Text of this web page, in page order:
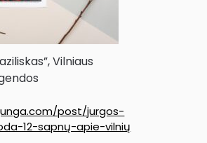
Vilniaus
post/jurgos-
12-sapnų-apie-vilnių